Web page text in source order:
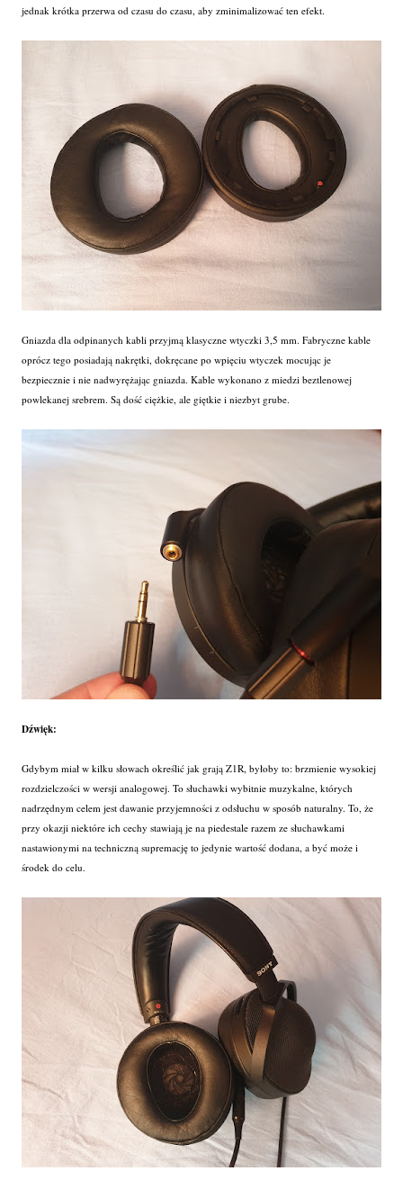
jednak krótka przerwa od czasu do czasu, aby zminimalizować ten efekt.
Gniazda dla odpinanych kabli przyjmą klasyczne wtyczki 3,5 mm. Fabryczne kable
oprócz tego posiadają nakrętki, dokręcane po wpięciu wtyczek mocując je
bezpiecznie i nie nadwyrężając gniazda. Kable wykonano z miedzi beztlenowej
powlekanej srebrem. Są dość ciężkie, ale giętkie i niezbyt grube.
Dźwięk:
Gdybym miał w kilku słowach określić jak grają Z1R, byłoby to: brzmienie wysokiej
rozdzielczości w wersji analogowej. To słuchawki wybitnie muzykalne, których
nadrzędnym celem jest dawanie przyjemności z odsłuchu w sposób naturalny. To, że
przy okazji niektóre ich cechy stawiają je na piedestale razem ze słuchawkami
nastawionymi na techniczną supremację to jedynie wartość dodana, a być może i
środek do celu.